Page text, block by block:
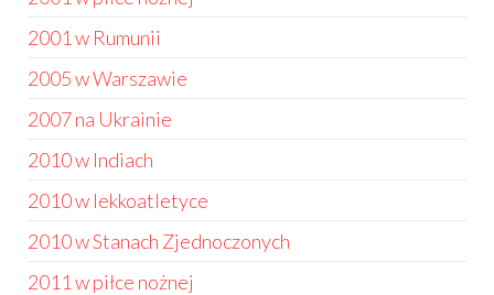
2001 w Rumunii
2005 w Warszawie
2007 na Ukrainie
2010 w Indiach
2010 w lekkoatletyce
2010 w Stanach Zjednoczonych
2011 w piłce nożnej